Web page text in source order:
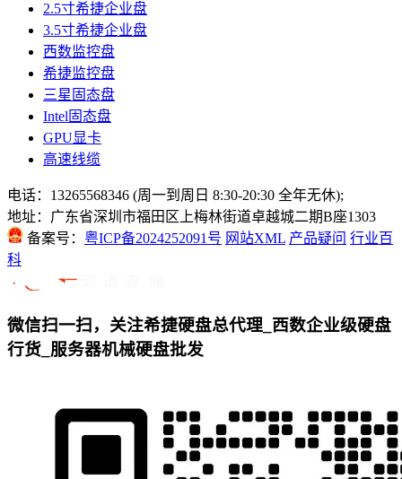
2.5寸希捷企业盘
3.5寸希捷企业盘
西数监控盘
希捷监控盘
三星固态盘
Intel固态盘
GPU显卡
高速线缆
电话：13265568346 (周一到周日 8:30-20:30 全年无休);
地址：广东省深圳市福田区上梅林街道卓越城二期B座1303
备案号： 粤ICP备2024252091号 网站XML 产品疑问 行业百
科
微信扫一扫，关注希捷硬盘总代理_西数企业级硬盘
行货_服务器机械硬盘批发